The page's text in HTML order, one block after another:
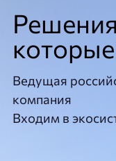
Ведущая
компания
Входим в